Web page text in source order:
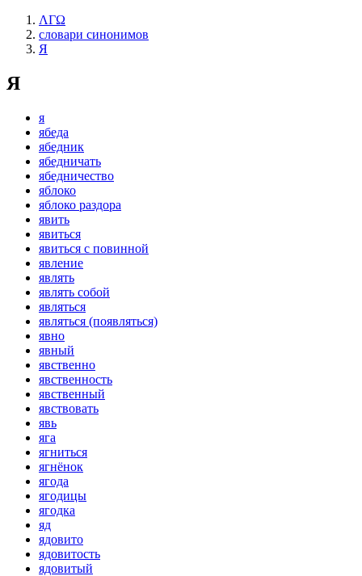
ΛΓΩ
словари синонимов
Я
Я
я
ябеда
ябедник
ябедничать
ябедничество
яблоко
яблоко раздора
явить
явиться
явиться с повинной
явление
являть
являть собой
являться
являться (появляться)
явно
явный
явственно
явственность
явственный
явствовать
явь
яга
ягниться
ягнёнок
ягода
ягодицы
ягодка
яд
ядовито
ядовитость
ядовитый